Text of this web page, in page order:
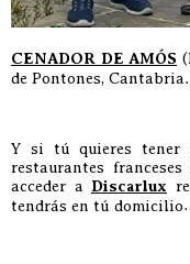
CENADOR DE AMÓS
de Pontones,
Y si tú quieres tener
restaurantes
acceder a Discarlux
tendrás en tú